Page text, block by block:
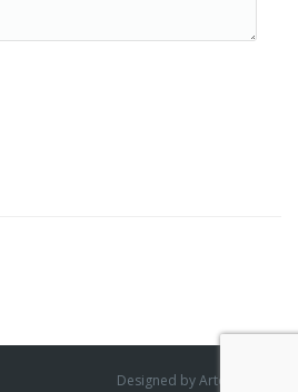
Designed by ArtofThemes